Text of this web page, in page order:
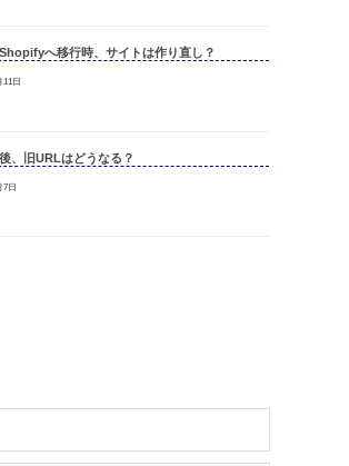
へ移行時、サイトは作り直し？
11日
、旧URLはどうなる？
7日